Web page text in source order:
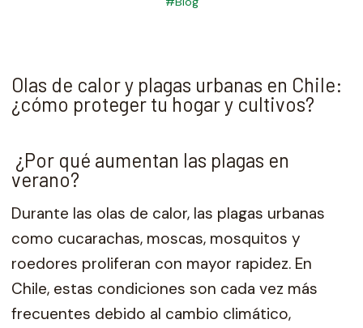
Olas de calor y plagas urbanas en Chile:
¿cómo proteger tu hogar y cultivos?
¿Por qué aumentan las plagas en
verano?
Durante las olas de calor, las plagas urbanas
como cucarachas, moscas, mosquitos y
roedores proliferan con mayor rapidez. En
Chile, estas condiciones son cada vez más
frecuentes debido al cambio climático,